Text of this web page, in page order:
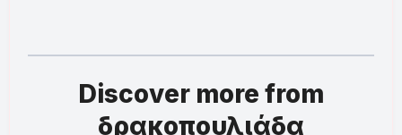
Discover more from
δρακοπουλιάδα